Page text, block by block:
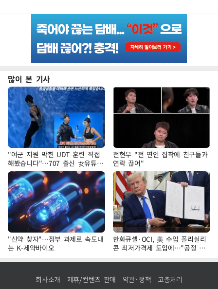
많이 본 기사
"여군 지원 막힌 UDT 훈련 직접
해봤습니다"…707 출신 女유튜버
'완벽 소화'
전현무 "전 연인 집착에 친구들과
연락 끊어"
"신약 찾자"…정부 과제로 속도내
는 K-제약바이오
한화큐셀·OCI, 美 수입 폴리실리
콘 최저가격제 도입에…"공정 경
쟁·수익성 개선 환영"
회사소개 제휴/컨텐츠 판매 약관·정책 고충처리